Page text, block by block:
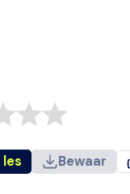
Bewaar